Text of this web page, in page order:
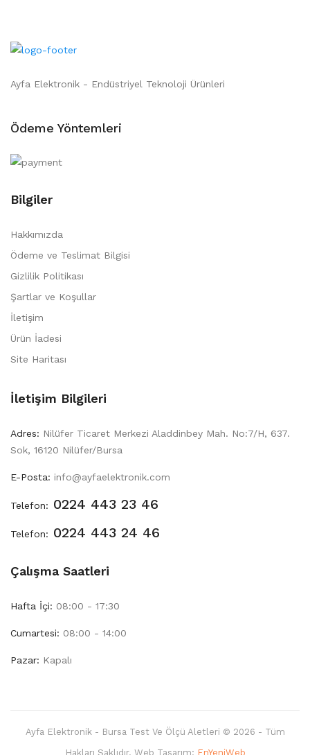
Ayfa Elektronik - Endüstriyel Teknoloji Ürünleri
Ödeme Yöntemleri
Bilgiler
Hakkımızda
Ödeme ve Teslimat Bilgisi
Gizlilik Politikası
Şartlar ve Koşullar
İletişim
Ürün İadesi
Site Haritası
İletişim Bilgileri
Adres: Nilüfer Ticaret Merkezi Aladdinbey Mah. No:7/H, 637.
Sok, 16120 Nilüfer/Bursa
E-Posta: info@ayfaelektronik.com
Telefon: 0224 443 23 46
Telefon: 0224 443 24 46
Çalışma Saatleri
Hafta İçi: 08:00 - 17:30
Cumartesi: 08:00 - 14:00
Pazar: Kapalı
Ayfa Elektronik - Bursa Test Ve Ölçü Aletleri © 2026 - Tüm
Hakları Saklıdır. Web Tasarım: EnYeniWeb